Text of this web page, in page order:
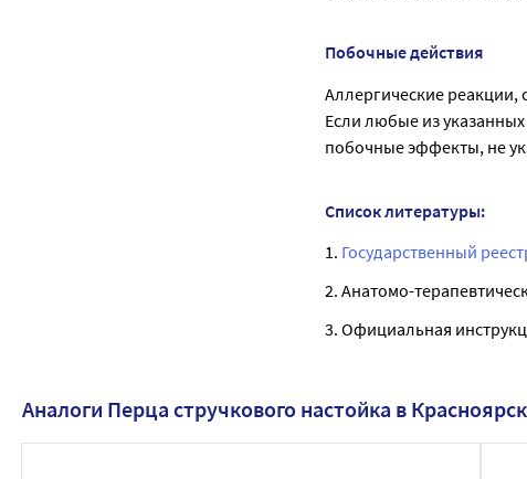
Побочные действия
Аллергические реакции,
Если любые из
побочные эффекты, не
Список литературы:
1. Государственный
2. Анатомо-
3. Официальная
Аналоги Перца стручкового настойка в